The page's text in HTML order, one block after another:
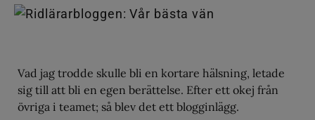
Vad jag trodde skulle bli en kortare hälsning, letade
sig till att bli en egen berättelse. Efter ett okej från
övriga i teamet; så blev det ett blogginlägg.